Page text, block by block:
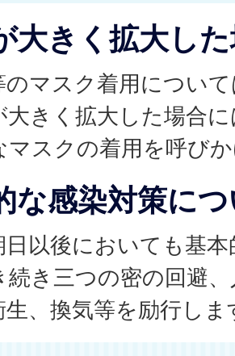
大きく拡大し
のマスク着用につい
大きく拡大した場合
マスクの着用を呼び
な感染対策に
日以後においても基
続き三つの密の回避
生、換気等を励行しま